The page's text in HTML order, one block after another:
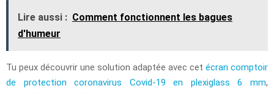
Lire aussi : Comment fonctionnent les bagues
d'humeur
Tu peux découvrir une solution adaptée avec cet écran comptoir
de protection coronavirus Covid-19 en plexiglass 6 mm,